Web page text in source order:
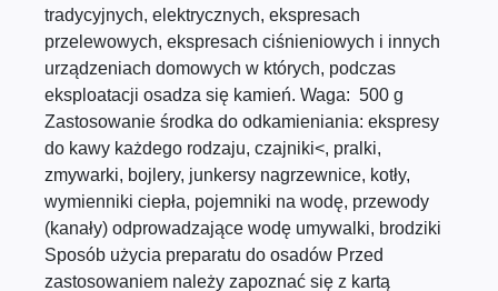
tradycyjnych, elektrycznych, ekspresach
przelewowych, ekspresach ciśnieniowych i innych
urządzeniach domowych w których, podczas
eksploatacji osadza się kamień. Waga: 500 g
Zastosowanie środka do odkamieniania: ekspresy
do kawy każdego rodzaju, czajniki<, pralki,
zmywarki, bojlery, junkersy nagrzewnice, kotły,
wymienniki ciepła, pojemniki na wodę, przewody
(kanały) odprowadzające wodę umywalki, brodziki
Sposób użycia preparatu do osadów Przed
zastosowaniem należy zapoznać się z kartą